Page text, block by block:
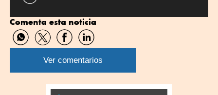
Comenta esta noticia
Compartir
por
WhatsApp
Compartir
por
Twitter
Compartir
por
Facebook
Compartir
por
Linkedin
Ver comentarios